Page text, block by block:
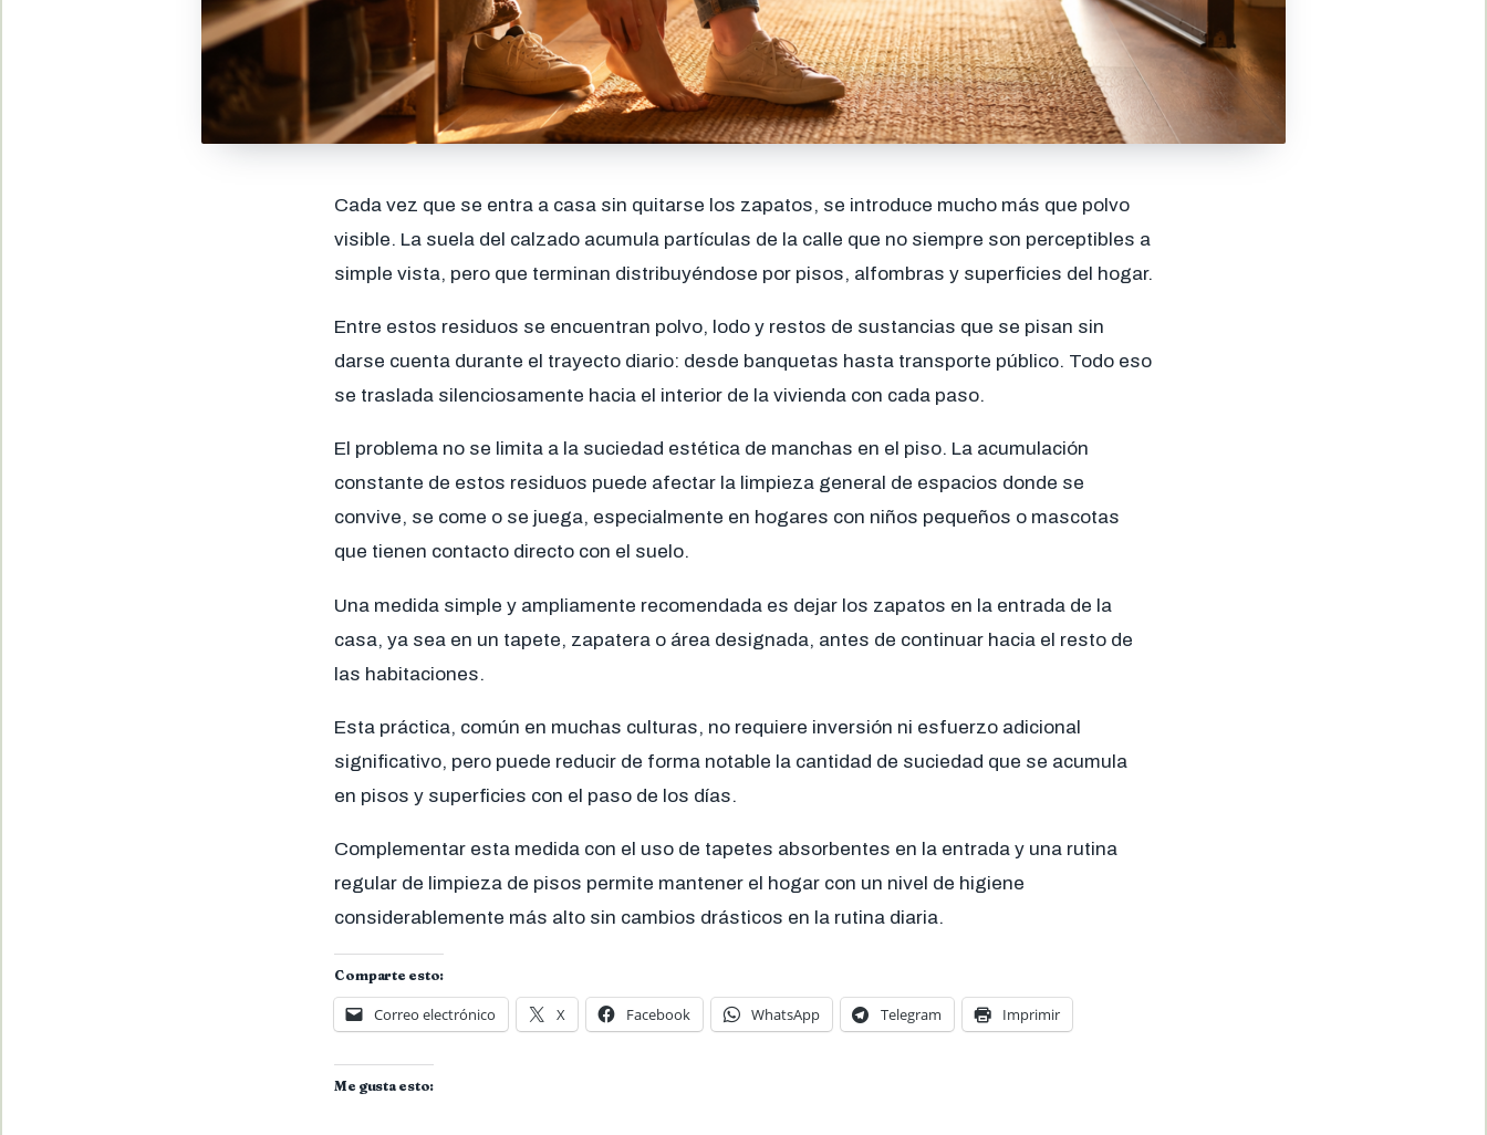
Cada vez que se entra a casa sin quitarse los zapatos, se introduce mucho más que polvo
visible. La suela del calzado acumula partículas de la calle que no siempre son perceptibles a
simple vista, pero que terminan distribuyéndose por pisos, alfombras y superficies del hogar.
Entre estos residuos se encuentran polvo, lodo y restos de sustancias que se pisan sin
darse cuenta durante el trayecto diario: desde banquetas hasta transporte público. Todo eso
se traslada silenciosamente hacia el interior de la vivienda con cada paso.
El problema no se limita a la suciedad estética de manchas en el piso. La acumulación
constante de estos residuos puede afectar la limpieza general de espacios donde se
convive, se come o se juega, especialmente en hogares con niños pequeños o mascotas
que tienen contacto directo con el suelo.
Una medida simple y ampliamente recomendada es dejar los zapatos en la entrada de la
casa, ya sea en un tapete, zapatera o área designada, antes de continuar hacia el resto de
las habitaciones.
Esta práctica, común en muchas culturas, no requiere inversión ni esfuerzo adicional
significativo, pero puede reducir de forma notable la cantidad de suciedad que se acumula
en pisos y superficies con el paso de los días.
Complementar esta medida con el uso de tapetes absorbentes en la entrada y una rutina
regular de limpieza de pisos permite mantener el hogar con un nivel de higiene
considerablemente más alto sin cambios drásticos en la rutina diaria.
Comparte esto:
Correo electrónico X Facebook WhatsApp Telegram Imprimir
Me gusta esto: